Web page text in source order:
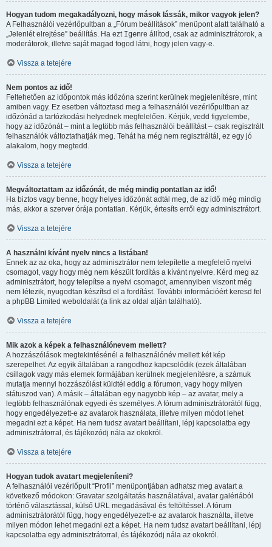
Hogyan tudom megakadályozni, hogy mások lássák, mikor vagyok jelen?
A Felhasználói vezérlőpultban a „Fórum beállítások” menüpont alatt található a
„Jelenlét elrejtése” beállítás. Ha ezt Igenre állítod, csak az adminisztrátorok, a
moderátorok, illetve saját magad fogod látni, hogy jelen vagy-e.
Vissza a tetejére
Nem pontos az idő!
Feltehetően az időpontok más időzóna szerint kerülnek megjelenítésre, mint
amiben vagy. Ez esetben változtasd meg a felhasználói vezérlőpultban az
időzónád a tartózkodási helyednek megfelelően. Kérjük, vedd figyelembe,
hogy az időzónát – mint a legtöbb más felhasználói beállítást – csak regisztrált
felhasználók változtathatják meg. Tehát ha még nem regisztráltál, ez egy jó
alakalom, hogy megtedd.
Vissza a tetejére
Megváltoztattam az időzónát, de még mindig pontatlan az idő!
Ha biztos vagy benne, hogy helyes időzónát adtál meg, de az idő még mindig
más, akkor a szerver órája pontatlan. Kérjük, értesíts erről egy adminisztrátort.
Vissza a tetejére
A használni kívánt nyelv nincs a listában!
Ennek az az oka, hogy az adminisztrátor nem telepítette a megfelelő nyelvi
csomagot, vagy hogy még nem készült fordítás a kívánt nyelvre. Kérd meg az
adminisztrátort, hogy telepítse a nyelvi csomagot, amennyiben viszont még
nem létezik, nyugodtan készítsd el a fordítást. További információért keresd fel
a phpBB Limited weboldalát (a link az oldal alján található).
Vissza a tetejére
Mik azok a képek a felhasználónevem mellett?
A hozzászólások megtekintésénél a felhasználónév mellett két kép
szerepelhet. Az egyik általában a rangodhoz kapcsolódik (ezek általában
csillagok vagy más elemek formájában kerülnek megjelenítésre, a számuk
mutatja mennyi hozzászólást küldtél eddig a fórumon, vagy hogy milyen
státuszod van). A másik – általában egy nagyobb kép – az avatar, mely a
legtöbb felhasználónak egyedi és személyes. A fórum adminisztrátorától függ,
hogy engedélyezett-e az avatarok használata, illetve milyen módot lehet
megadni ezt a képet. Ha nem tudsz avatart beállítani, lépj kapcsolatba egy
adminisztrátorral, és tájékozódj nála az okokról.
Vissza a tetejére
Hogyan tudok avatart megjeleníteni?
A felhasználói vezérlőpult “Profil” menüpontjában adhatsz meg avatart a
következő módokon: Gravatar szolgáltatás használatával, avatar galériából
történő választással, külső URL megadásával és feltöltéssel. A fórum
adminisztrátorától függ, hogy engedélyezett-e az avatarok használta, illetve
milyen módon lehet megadni ezt a képet. Ha nem tudsz avatart beállítani, lépj
kapcsolatba egy adminisztrátorral, és tájékozódj nála az okokról.